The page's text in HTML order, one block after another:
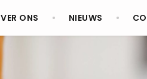
ONS NIEUWS